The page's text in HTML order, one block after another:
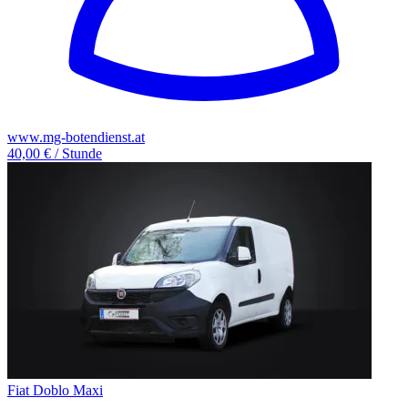
www.mg-botendienst.at
40,00 € / Stunde
Fiat Doblo Maxi